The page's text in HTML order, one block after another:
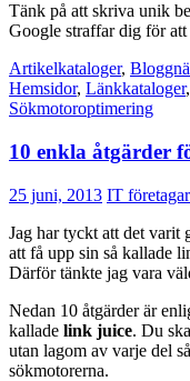
Tänk på att skriva unik
Google straffar dig för
Artikelkataloger,
Hemsidor, Länkkataloger,
Sökmotoroptimering
10 enkla åtgärder
25 juni, 2013 IT
Jag har tyckt att det varit
att få upp sin så kallade
Därför tänkte jag vara
Nedan 10 åtgärder är
kallade link juice. Du
utan lagom av varje del
sökmotorerna.